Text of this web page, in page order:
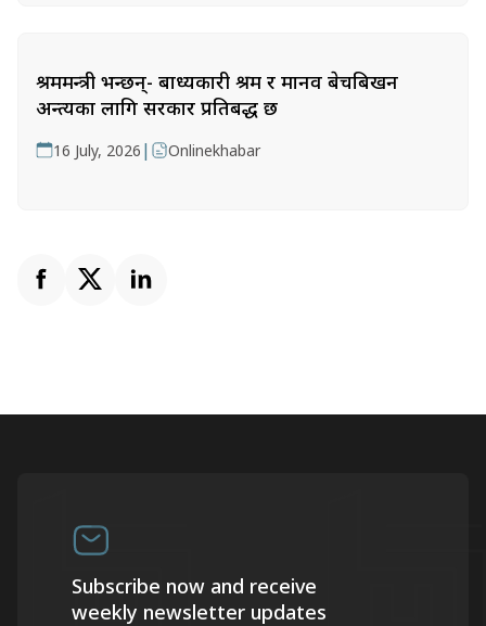
श्रममन्त्री भन्छन्- बाध्यकारी श्रम र मानव बेचबिखन
अन्त्यका लागि सरकार प्रतिबद्ध छ
16 July, 2026 | Onlinekhabar
Subscribe now and receive
weekly newsletter updates